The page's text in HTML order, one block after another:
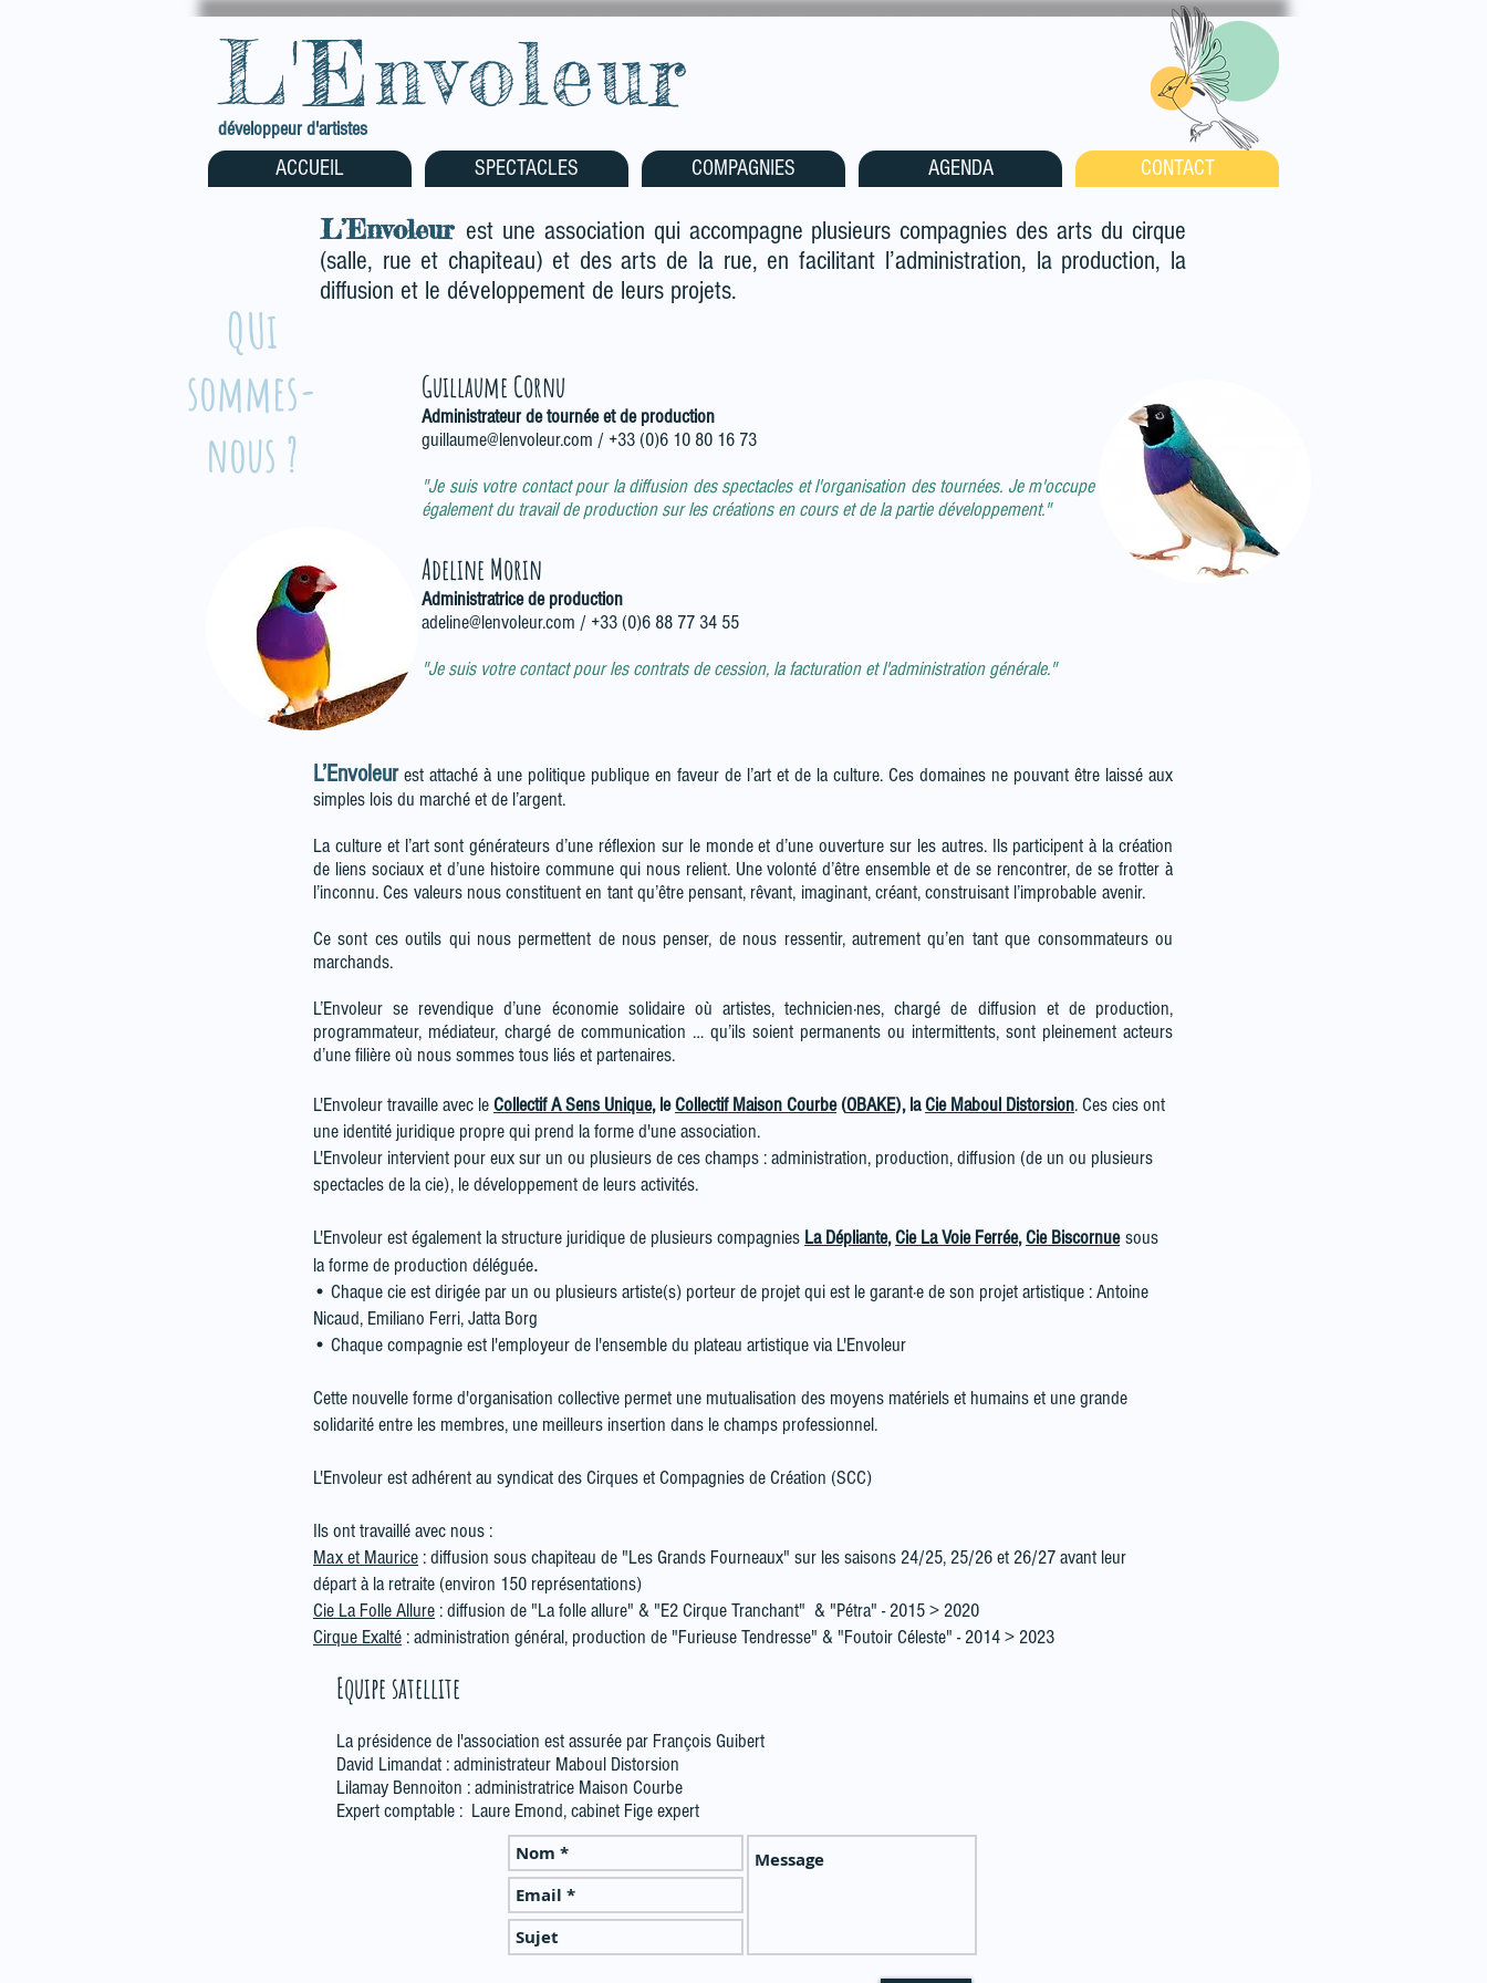
L'Envoleur
développeur d'artistes
ACCUEIL SPECTACLES COMPAGNIES AGENDA CONTACT
L’Envoleur est une association qui accompagne plusieurs compagnies des arts du cirque
(salle, rue et chapiteau) et des arts de la rue, en facilitant l’administration, la production, la
diffusion et le développement de leurs projets.
QUi
sommes-
nous ?
Guillaume Cornu
Administrateur de tournée et de production
guillaume@lenvoleur.com / +33 (0)6 10 80 16 73
"Je suis votre contact pour la diffusion des spectacles et l'organisation des tournées. Je m'occupe
également du travail de production sur les créations en cours et de la partie développement."
Adeline Morin
Administratrice de production
adeline@lenvoleur.com / +33 (0)6 88 77 34 55
"Je suis votre contact pour les contrats de cession, la facturation et l'administration générale."
L’Envoleurest attaché à une politique publique en faveur de l’art et de la culture. Ces domaines ne pouvant être laissé aux
simples lois du marché et de l’argent.
La culture et l’art sont générateurs d’une réflexion sur le monde et d’une ouverture sur les autres. Ils participent à la création
de liens sociaux et d’une histoire commune qui nous relient. Une volonté d’être ensemble et de se rencontrer, de se frotter à
l’inconnu. Ces valeurs nous constituent en tant qu’être pensant, rêvant, imaginant, créant, construisant l’improbable avenir.
Ce sont ces outils qui nous permettent de nous penser, de nous ressentir, autrement qu’en tant que consommateurs ou
marchands.
L’Envoleur se revendique d’une économie solidaire où artistes, technicien·nes, chargé de diffusion et de production,
programmateur, médiateur, chargé de communication … qu’ils soient permanents ou intermittents, sont pleinement acteurs
d’une filière où nous sommes tous liés et partenaires.
L'Envoleur travaille avec leCollectif A Sens Unique, leCollectif Maison Courbe(OBAKE), laCie Maboul Distorsion. Ces cies ont
une identité juridique propre qui prend la forme d'une association.
L'Envoleur intervient pour eux sur un ou plusieurs de ces champs : administration, production, diffusion (de un ou plusieurs
spectacles de la cie), le développement de leurs activités.
L'Envoleur est également la structure juridique de plusieurs compagnies La Dépliante,Cie La Voie Ferrée,Cie Biscornue sous
la forme de production déléguée.
• Chaque cie est dirigée par un ou plusieurs artiste(s) porteur de projet qui est le garant·e de son projet artistique :Antoine
Nicaud, Emiliano Ferri, Jatta Borg
• Chaque compagnie est l'employeur de l'ensemble du plateau artistique via L'Envoleur
Cette nouvelle forme d'organisation collective permet une mutualisation des moyens matériels et humains et une grande
solidarité entre les membres, une meilleurs insertion dans le champs professionnel.
L'Envoleur est adhérent au syndicat des Cirques et Compagnies de Création (SCC)
Ils ont travaillé avec nous :
Max et Maurice : diffusion sous chapiteau de "Les Grands Fourneaux" sur les saisons 24/25, 25/26 et 26/27 avant leur
départ à la retraite (environ 150 représentations)
Cie La Folle Allure : diffusion de "La folle allure" & "E2 Cirque Tranchant" & "Pétra" - 2015 > 2020
Cirque Exalté : administration général, production de "Furieuse Tendresse" & "Foutoir Céleste" - 2014 > 2023
Equipe satellite
La présidence de l'association est assurée par François Guibert
David Limandat : administrateur Maboul Distorsion
Lilamay Bennoiton : administratrice Maison Courbe
Expert comptable : Laure Emond, cabinet Fige expert